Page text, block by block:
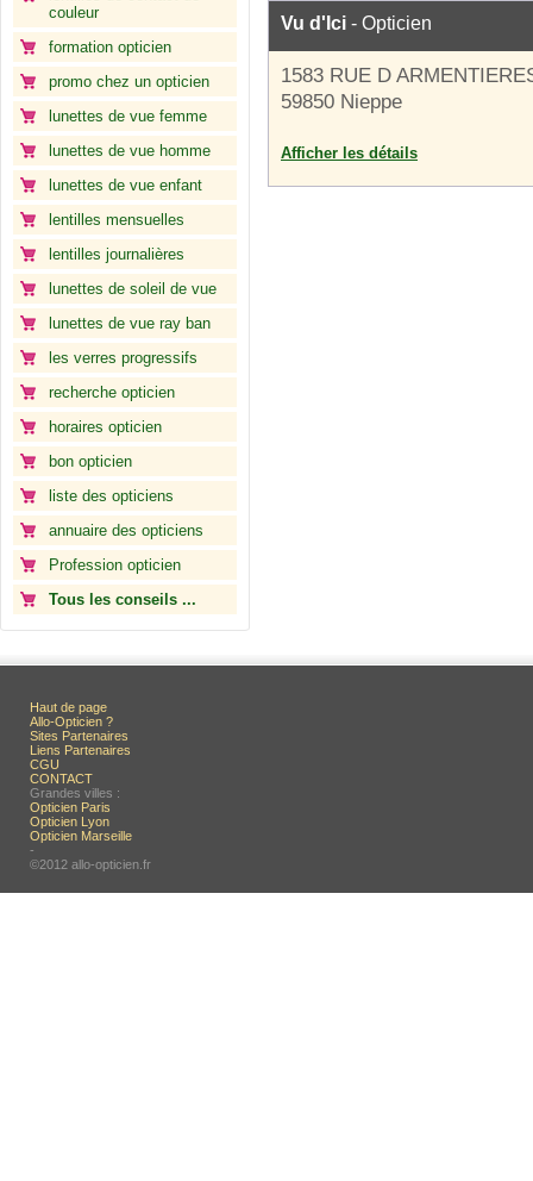
couleur
formation opticien
promo chez un opticien
lunettes de vue femme
lunettes de vue homme
lunettes de vue enfant
lentilles mensuelles
lentilles journalières
lunettes de soleil de vue
lunettes de vue ray ban
les verres progressifs
recherche opticien
horaires opticien
bon opticien
liste des opticiens
annuaire des opticiens
Profession opticien
Tous les conseils ...
Vu d'Ici - Opticien
1583 RUE D
59850 Nieppe
Afficher les détails
Haut de page
Allo-Opticien ?
Sites Partenaires
Liens Partenaires
CGU
CONTACT
Grandes villes :
Opticien Paris
Opticien Lyon
Opticien Marseille
-
©2012 allo-opticien.fr